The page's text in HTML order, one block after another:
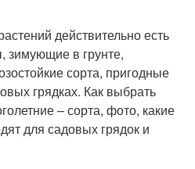
действительно есть
зимующие в грунте,
сорта, пригодные
грядках. Как выбрать
– сорта, фото, какие
для садовых грядок и